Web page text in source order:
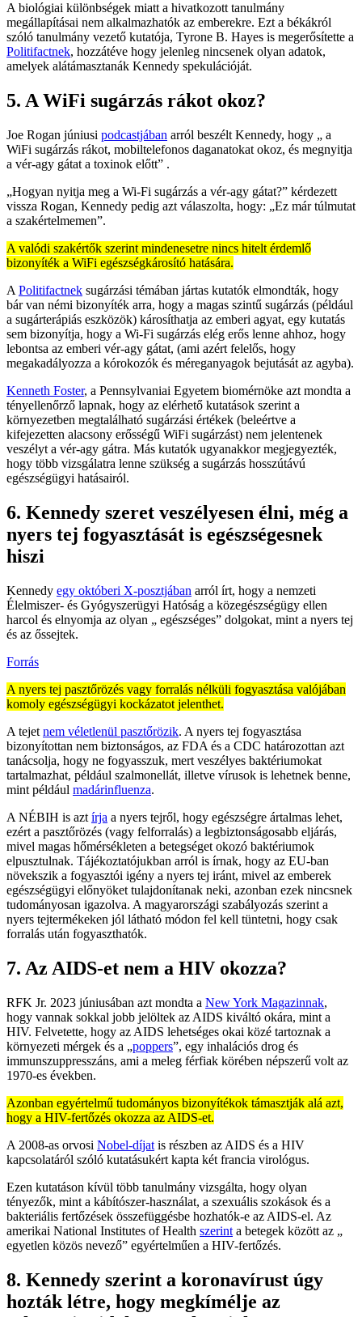
A biológiai különbségek miatt a hivatkozott tanulmány
megállapításai nem alkalmazhatók az emberekre. Ezt a békákról
szóló tanulmány vezető kutatója, Tyrone B. Hayes is megerősítette a
Politifactnek, hozzátéve hogy jelenleg nincsenek olyan adatok,
amelyek alátámasztanák Kennedy spekulációját.
5. A WiFi sugárzás rákot okoz?
Joe Rogan júniusi podcastjában arról beszélt Kennedy, hogy „ a
WiFi sugárzás rákot, mobiltelefonos daganatokat okoz, és megnyitja
a vér-agy gátat a toxinok előtt” .
„Hogyan nyitja meg a Wi-Fi sugárzás a vér-agy gátat?” kérdezett
vissza Rogan, Kennedy pedig azt válaszolta, hogy: „Ez már túlmutat
a szakértelmemen”.
A valódi szakértők szerint mindenesetre nincs hitelt érdemlő
bizonyíték a WiFi egészségkárosító hatására.
A Politifactnek sugárzási témában jártas kutatók elmondták, hogy
bár van némi bizonyíték arra, hogy a magas szintű sugárzás (például
a sugárterápiás eszközök) károsíthatja az emberi agyat, egy kutatás
sem bizonyítja, hogy a Wi-Fi sugárzás elég erős lenne ahhoz, hogy
lebontsa az emberi vér-agy gátat, (ami azért felelős, hogy
megakadályozza a kórokozók és méreganyagok bejutását az agyba).
Kenneth Foster, a Pennsylvaniai Egyetem biomérnöke azt mondta a
tényellenőrző lapnak, hogy az elérhető kutatások szerint a
környezetben megtalálható sugárzási értékek (beleértve a
kifejezetten alacsony erősségű WiFi sugárzást) nem jelentenek
veszélyt a vér-agy gátra. Más kutatók ugyanakkor megjegyezték,
hogy több vizsgálatra lenne szükség a sugárzás hosszútávú
egészségügyi hatásairól.
6. Kennedy szeret veszélyesen élni, még a
nyers tej fogyasztását is egészségesnek
hiszi
Kennedy egy októberi X-posztjában arról írt, hogy a nemzeti
Élelmiszer- és Gyógyszerügyi Hatóság a közegészségügy ellen
harcol és elnyomja az olyan „ egészséges” dolgokat, mint a nyers tej
és az őssejtek.
Forrás
A nyers tej pasztőrözés vagy forralás nélküli fogyasztása valójában
komoly egészségügyi kockázatot jelenthet.
A tejet nem véletlenül pasztőrözik. A nyers tej fogyasztása
bizonyítottan nem biztonságos, az FDA és a CDC határozottan azt
tanácsolja, hogy ne fogyasszuk, mert veszélyes baktériumokat
tartalmazhat, például szalmonellát, illetve vírusok is lehetnek benne,
mint például madárinfluenza.
A NÉBIH is azt írja a nyers tejről, hogy egészségre ártalmas lehet,
ezért a pasztőrözés (vagy felforralás) a legbiztonságosabb eljárás,
mivel magas hőmérsékleten a betegséget okozó baktériumok
elpusztulnak. Tájékoztatójukban arról is írnak, hogy az EU-ban
növekszik a fogyasztói igény a nyers tej iránt, mivel az emberek
egészségügyi előnyöket tulajdonítanak neki, azonban ezek nincsnek
tudományosan igazolva. A magyarországi szabályozás szerint a
nyers tejtermékeken jól látható módon fel kell tüntetni, hogy csak
forralás után fogyaszthatók.
7. Az AIDS-et nem a HIV okozza?
RFK Jr. 2023 júniusában azt mondta a New York Magazinnak,
hogy vannak sokkal jobb jelöltek az AIDS kiváltó okára, mint a
HIV. Felvetette, hogy az AIDS lehetséges okai közé tartoznak a
környezeti mérgek és a „poppers”, egy inhalációs drog és
immunszuppresszáns, ami a meleg férfiak körében népszerű volt az
1970-es években.
Azonban egyértelmű tudományos bizonyítékok támasztják alá azt,
hogy a HIV-fertőzés okozza az AIDS-et.
A 2008-as orvosi Nobel-díjat is részben az AIDS és a HIV
kapcsolatáról szóló kutatásukért kapta két francia virológus.
Ezen kutatáson kívül több tanulmány vizsgálta, hogy olyan
tényezők, mint a kábítószer-használat, a szexuális szokások és a
bakteriális fertőzések összefüggésbe hozhatók-e az AIDS-el. Az
amerikai National Institutes of Health szerint a betegek között az „
egyetlen közös nevező” egyértelműen a HIV-fertőzés.
8. Kennedy szerint a koronavírust úgy
hozták létre, hogy megkímélje az